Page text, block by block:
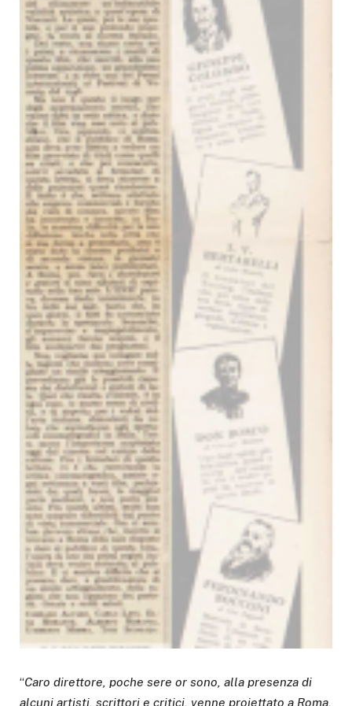
“Caro direttore, poche sere or sono, alla presenza di
alcuni artisti, scrittori e critici, venne proiettato a Roma,